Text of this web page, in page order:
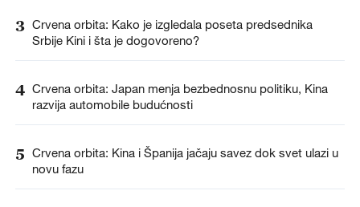
3 Crvena orbita: Kako je izgledala poseta predsednika
Srbije Kini i šta je dogovoreno?
4 Crvena orbita: Japan menja bezbednosnu politiku, Kina
razvija automobile budućnosti
5 Crvena orbita: Kina i Španija jačaju savez dok svet ulazi u
novu fazu